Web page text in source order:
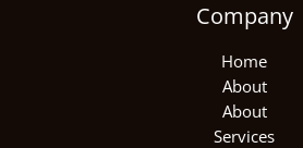
Company
Home
About
About
Services